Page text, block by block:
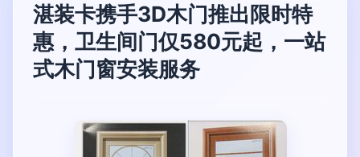
湛装卡携手3D木门推出限时特
惠，卫生间门仅580元起，一站
式木门窗安装服务